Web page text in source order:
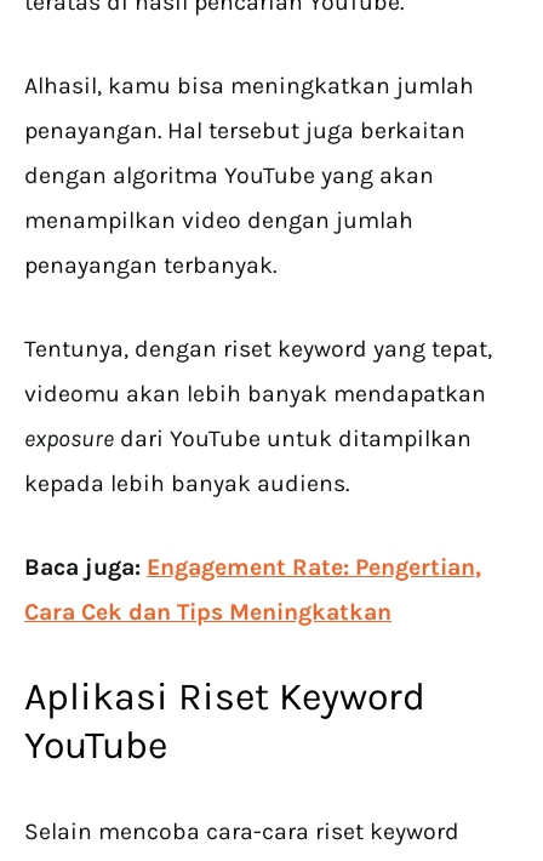
Alhasil, kamu bisa meningkatkan jumlah
penayangan. Hal tersebut juga berkaitan
dengan algoritma YouTube yang akan
menampilkan video dengan jumlah
penayangan terbanyak.
Tentunya, dengan riset keyword yang tepat,
videomu akan lebih banyak mendapatkan
exposure dari YouTube untuk ditampilkan
kepada lebih banyak audiens.
Baca juga: Engagement Rate: Pengertian,
Cara Cek dan Tips Meningkatkan
Aplikasi Riset Keyword
YouTube
Selain mencoba cara-cara riset keyword